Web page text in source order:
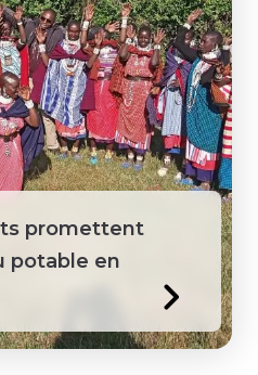
Ouest
promettent
potable en